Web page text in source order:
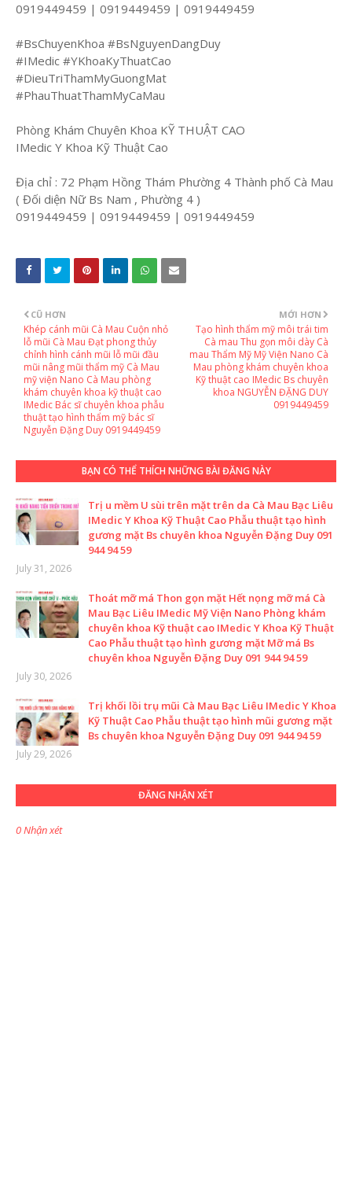
0919449459 | 0919449459 | 0919449459
#BsChuyenKhoa #BsNguyenDangDuy
#IMedic #YKhoaKyThuatCao
#DieuTriThamMyGuongMat
#PhauThuatThamMyCaMau
Phòng Khám Chuyên Khoa KỸ THUẬT CAO
IMedic Y Khoa Kỹ Thuật Cao
Địa chỉ : 72 Phạm Hồng Thám Phường 4 Thành phố Cà Mau
( Đối diện Nữ Bs Nam , Phường 4 )
0919449459 | 0919449459 | 0919449459
MỚI HƠN
Tạo hình thẩm mỹ môi trái tim
Cà mau Thu gọn môi dày Cà
mau Thẩm Mỹ Mỹ Viện Nano Cà
Mau phòng khám chuyên khoa
Kỹ thuật cao IMedic Bs chuyên
khoa NGUYỄN ĐẶNG DUY
0919449459
CŨ HƠN
Khép cánh mũi Cà Mau Cuộn nhỏ
lỗ mũi Cà Mau Đạt phong thủy
chỉnh hình cánh mũi lỗ mũi đầu
mũi nâng mũi thẩm mỹ Cà Mau
mỹ viện Nano Cà Mau phòng
khám chuyên khoa kỹ thuật cao
IMedic Bác sĩ chuyên khoa phẫu
thuật tạo hình thẩm mỹ bác sĩ
Nguyễn Đặng Duy 0919449459
BẠN CÓ THỂ THÍCH NHỮNG BÀI ĐĂNG NÀY
Trị u mềm U sùi trên mặt trên da Cà Mau Bạc Liêu
IMedic Y Khoa Kỹ Thuật Cao Phẫu thuật tạo hình
gương mặt Bs chuyên khoa Nguyễn Đặng Duy 091
944 94 59
July 31, 2026
Thoát mỡ má Thon gọn mặt Hết nọng mỡ má Cà
Mau Bạc Liêu IMedic Mỹ Viện Nano Phòng khám
chuyên khoa Kỹ thuật cao IMedic Y Khoa Kỹ Thuật
Cao Phẫu thuật tạo hình gương mặt Mỡ má Bs
chuyên khoa Nguyễn Đặng Duy 091 944 94 59
July 30, 2026
Trị khối lồi trụ mũi Cà Mau Bạc Liêu IMedic Y Khoa
Kỹ Thuật Cao Phẫu thuật tạo hình mũi gương mặt
Bs chuyên khoa Nguyễn Đặng Duy 091 944 94 59
July 29, 2026
ĐĂNG NHẬN XÉT
0 Nhận xét